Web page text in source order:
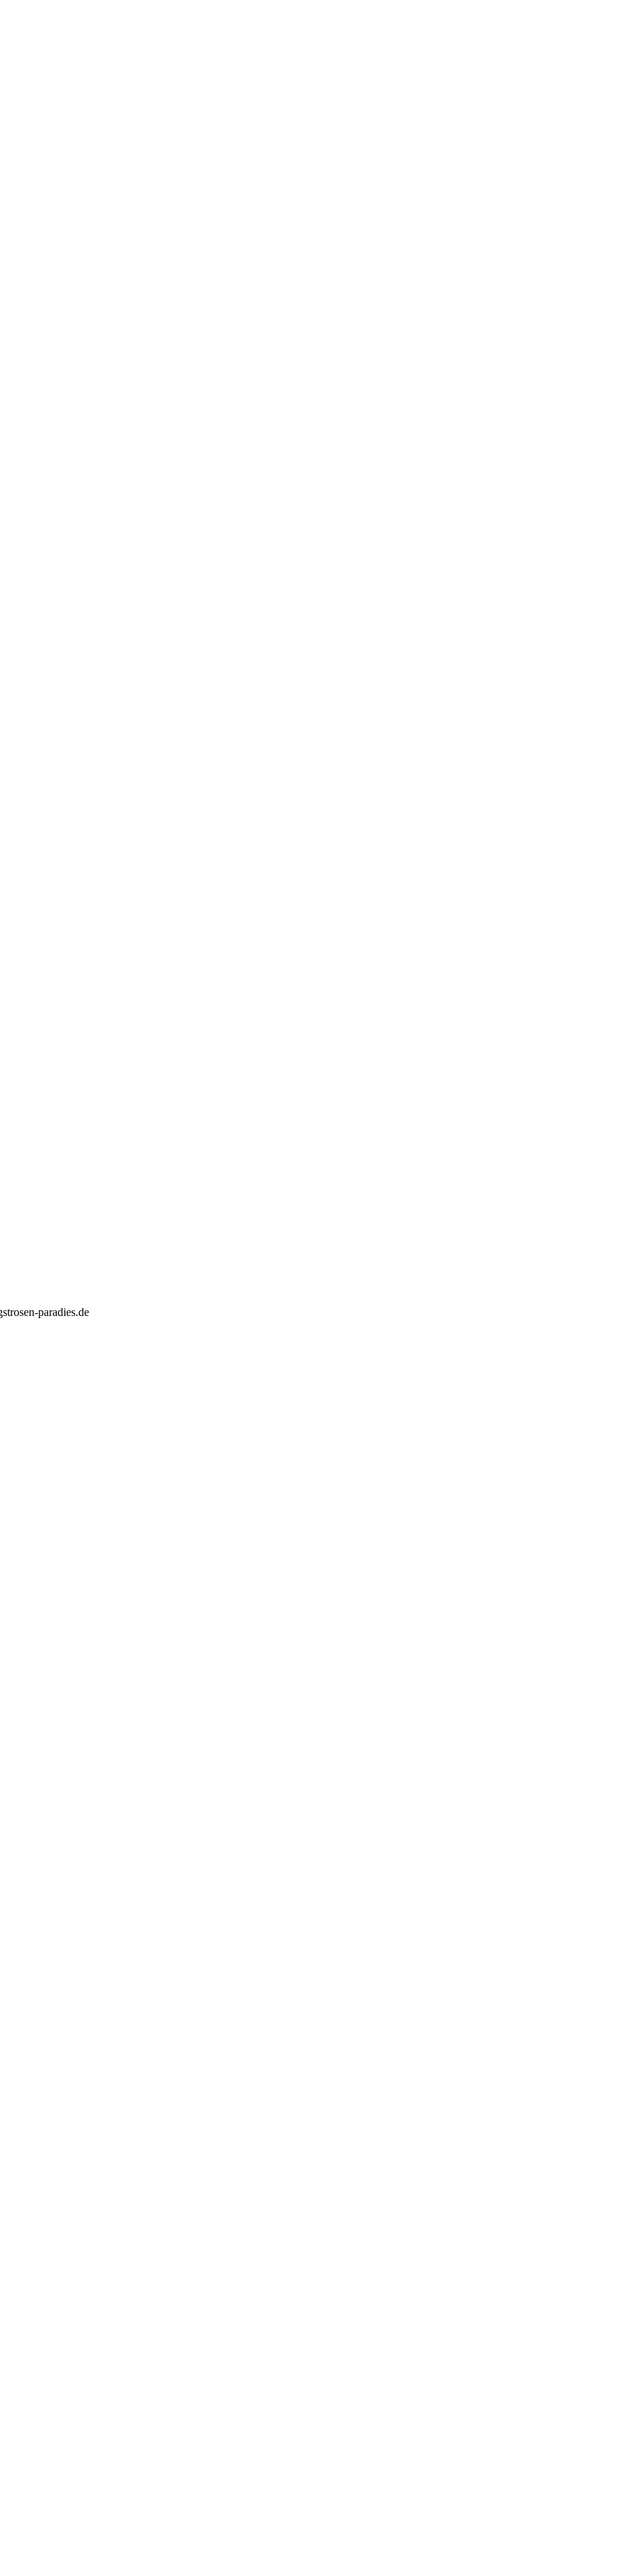
paradies.de